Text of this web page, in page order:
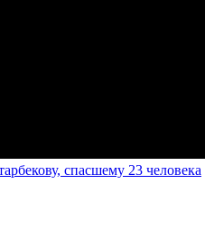
спасшему 23 человека